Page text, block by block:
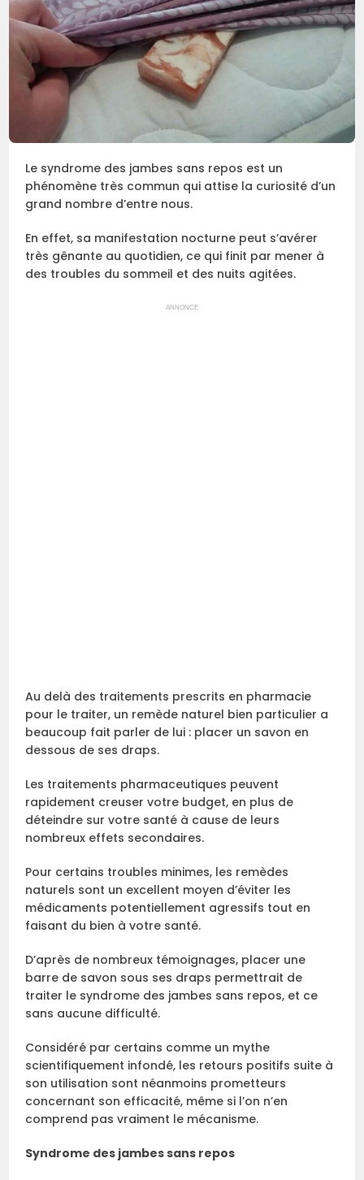
Le syndrome des jambes sans repos est un
phénomène très commun qui attise la curiosité d’un
grand nombre d’entre nous.
En effet, sa manifestation nocturne peut s’avérer
très gênante au quotidien, ce qui finit par mener à
des troubles du sommeil et des nuits agitées.
ANNONCE
Au delà des traitements prescrits en pharmacie
pour le traiter, un remède naturel bien particulier a
beaucoup fait parler de lui : placer un savon en
dessous de ses draps.
Les traitements pharmaceutiques peuvent
rapidement creuser votre budget, en plus de
déteindre sur votre santé à cause de leurs
nombreux effets secondaires.
Pour certains troubles minimes, les remèdes
naturels sont un excellent moyen d’éviter les
médicaments potentiellement agressifs tout en
faisant du bien à votre santé.
D’après de nombreux témoignages, placer une
barre de savon sous ses draps permettrait de
traiter le syndrome des jambes sans repos, et ce
sans aucune difficulté.
Considéré par certains comme un mythe
scientifiquement infondé, les retours positifs suite à
son utilisation sont néanmoins prometteurs
concernant son efficacité, même si l’on n’en
comprend pas vraiment le mécanisme.
Syndrome des jambes sans repos